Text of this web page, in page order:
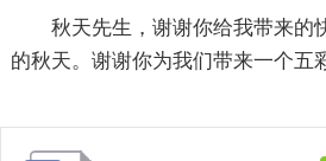
秋天先生，谢谢你给我带来的
的秋天。谢谢你为我们带来一个五